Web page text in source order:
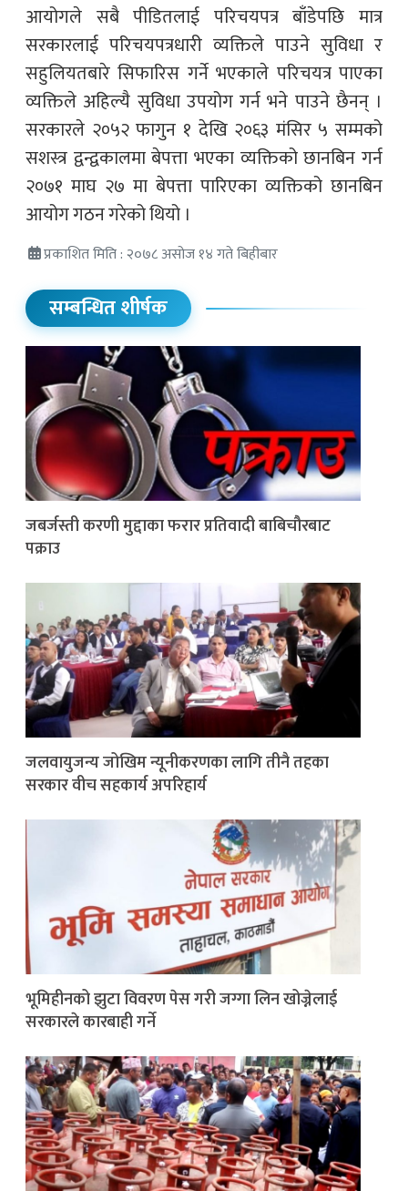
आयोगले सबै पीडितलाई परिचयपत्र बाँडेपछि मात्र
सरकारलाई परिचयपत्रधारी व्यक्तिले पाउने सुविधा र
सहुलियतबारे सिफारिस गर्ने भएकाले परिचयत्र पाएका
व्यक्तिले अहिल्यै सुविधा उपयोग गर्न भने पाउने छैनन् ।
सरकारले २०५२ फागुन १ देखि २०६३ मंसिर ५ सम्मको
सशस्त्र द्वन्द्वकालमा बेपत्ता भएका व्यक्तिको छानबिन गर्न
२०७१ माघ २७ मा बेपत्ता पारिएका व्यक्तिको छानबिन
आयोग गठन गरेको थियो ।
प्रकाशित मिति : २०७८ असोज १४ गते बिहीबार
सम्बन्धित शीर्षक
जबर्जस्ती करणी मुद्दाका फरार प्रतिवादी बाबिचौरबाट
पक्राउ
जलवायुजन्य जोखिम न्यूनीकरणका लागि तीनै तहका
सरकार वीच सहकार्य अपरिहार्य
भूमिहीनको झुटा विवरण पेस गरी जग्गा लिन खोज्नेलाई
सरकारले कारबाही गर्ने